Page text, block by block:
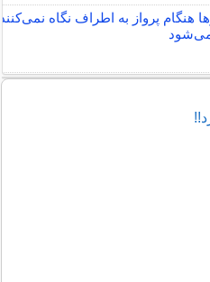
هنگام پرواز به اطراف نگاه